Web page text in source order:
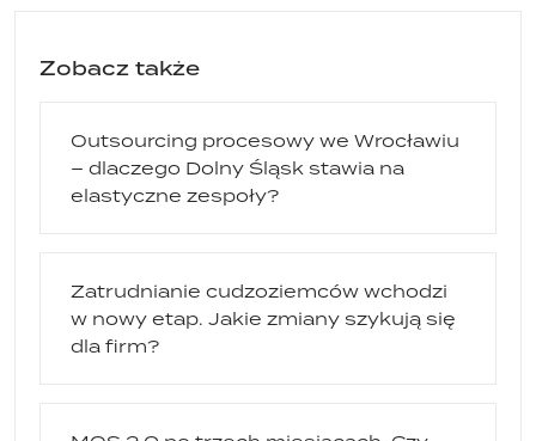
Zobacz także
Outsourcing procesowy we Wrocławiu
– dlaczego Dolny Śląsk stawia na
elastyczne zespoły?
Zatrudnianie cudzoziemców wchodzi
w nowy etap. Jakie zmiany szykują się
dla firm?